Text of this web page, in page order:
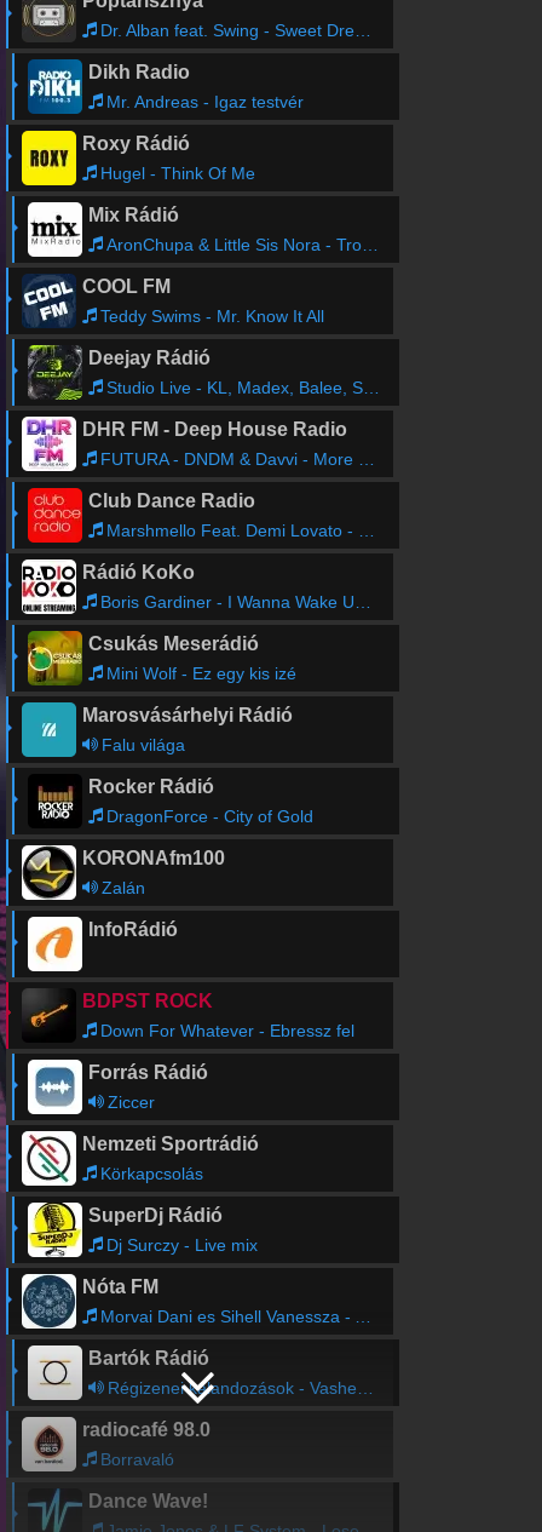
Dr. Alban feat. Swing - Sweet Dreams
Dikh Radio
Mr. Andreas - Igaz testvér
Roxy Rádió
Hugel - Think Of Me
Mix Rádió
AronChupa & Little Sis Nora - Trombone
COOL FM
Teddy Swims - Mr. Know It All
Deejay Rádió
Studio Live - KL, Madex, Balee, Spirit
DHR FM - Deep House Radio
FUTURA - DNDM & Davvi - More Distance (Original Mix)
Club Dance Radio
Marshmello Feat. Demi Lovato - Ok Not to Be Ok
Rádió KoKo
Boris Gardiner - I Wanna Wake Up With You
Csukás Meserádió
Mini Wolf - Ez egy kis izé
Marosvásárhelyi Rádió
Falu világa
Rocker Rádió
DragonForce - City of Gold
KORONAfm100
Zalán
InfoRádió
BDPST ROCK
Down For Whatever - Ebressz fel
Forrás Rádió
Ziccer
Nemzeti Sportrádió
Körkapcsolás
SuperDj Rádió
Dj Surczy - Live mix
Nóta FM
Morvai Dani es Sihell Vanessza - A varos minden vaganya ma itt mulat
Bartók Rádió
Régizenei kalandozások - Vashegyi György vendége Szabó Sipos Máté
radiocafé 98.0
Borravaló
Dance Wave!